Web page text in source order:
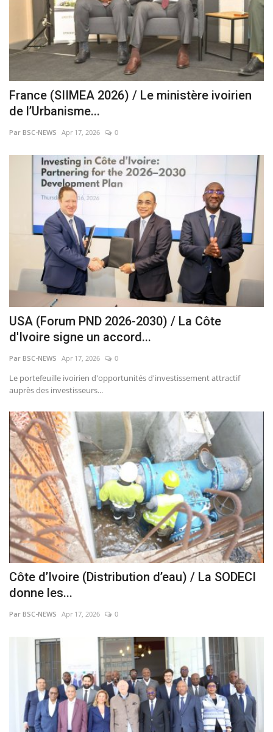
Autr'Actu
France (SIIMEA 2026) / Le ministère ivoirien
de l’Urbanisme...
Par BSC-NEWS Apr 17, 2026 0
USA (Forum PND 2026-2030) / La Côte
d'Ivoire signe un accord...
Par BSC-NEWS Apr 17, 2026 0
Le portefeuille ivoirien d'opportunités d'investissement attractif
auprès des investisseurs...
Côte d’Ivoire (Distribution d’eau) / La SODECI
donne les...
Par BSC-NEWS Apr 17, 2026 0